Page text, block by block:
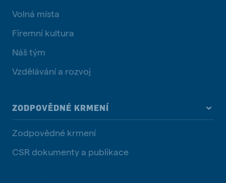
Volná místa
Firemní kultura
Náš tým
Vzdělávání a rozvoj
ZODPOVĚDNÉ KRMENÍ
Zodpovědné krmení
CSR dokumenty a publikace